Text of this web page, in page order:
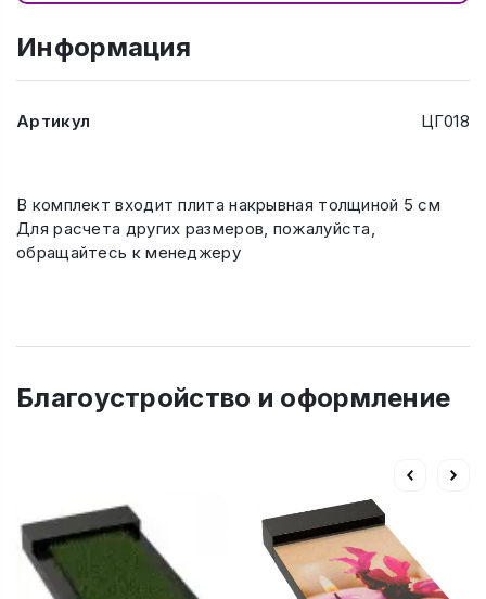
Информация
Артикул ЦГ018
В комплект входит плита накрывная толщиной 5 см
Для расчета других размеров, пожалуйста,
обращайтесь к менеджеру
Благоустройство и оформление